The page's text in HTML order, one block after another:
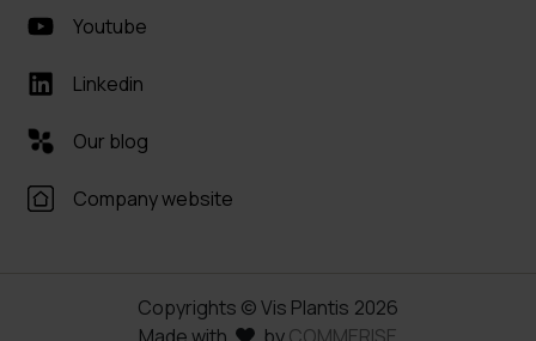
Youtube
Linkedin
Our blog
Company website
Copyrights © Vis Plantis 2026